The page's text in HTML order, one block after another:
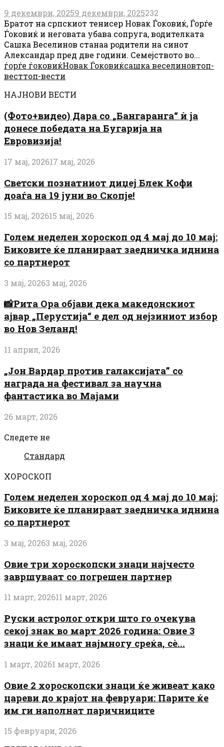
9 декември, 20259 декември, 2025232
Братот на српскиот тенисер Новак Ѓоковиќ, Ѓорѓе
Ѓоковиќ и неговата убава сопруга, водителката
Сашка Веселинов станаа родители на синот
Александар пред две години. Семејството во...
ѓорѓе ѓоковиќНовак Ѓоковиќсашка веселиновтоп-
весттоп-вести
НАЈНОВИ ВЕСТИ
(Фото+видео) Дара со „Бангаранга“ ѝ ја
донесе победата на Бугарија на
Евровизија!
17 мај, 202617 мај, 2026
Светски познатниот диџеј Блек Кофи
доаѓа на 19 јуни во Скопје!
15 мај, 202615 мај, 2026
Голем неделен хороскоп од 4 мај до 10 мај:
Биковите ќе планираат заедничка иднина
со партнерот
3 мај, 20263 мај, 2026
📸Рита Ора објави дека македонскиот
ајвар „Перустија“ е дел од нејзиниот избор
во Нов Зеланд!
11 април, 2026
„Јон Вардар против галаксијата” со
награда на фестивал за научна
фантастика во Мајами
26 март, 2026
Следете не
Стандард
ХОРОСКОП
Голем неделен хороскоп од 4 мај до 10 мај:
Биковите ќе планираат заедничка иднина
со партнерот
3 мај, 20263 мај, 2026
Овие три хороскопски знаци најчесто
завршуваат со погрешен партнер
11 март, 202611 март, 2026
Руски астролог откри што го очекува
секој знак во март 2026 година: Овие 3
знаци ќе имаат најмногу среќа, сè...
1 март, 20261 март, 2026
Овие 2 хороскопски знаци ќе живеат како
цареви до крајот на февруари: Парите ќе
им ги наполнат паричниците
15 февруари, 2026